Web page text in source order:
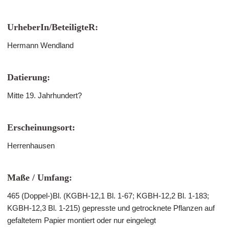
UrheberIn/BeteiligteR:
Hermann Wendland
Datierung:
Mitte 19. Jahrhundert?
Erscheinungsort:
Herrenhausen
Maße / Umfang:
465 (Doppel-)Bl. (KGBH-12,1 Bl. 1-67; KGBH-12,2 Bl. 1-183;
KGBH-12,3 Bl. 1-215) gepresste und getrocknete Pflanzen auf
gefaltetem Papier montiert oder nur eingelegt